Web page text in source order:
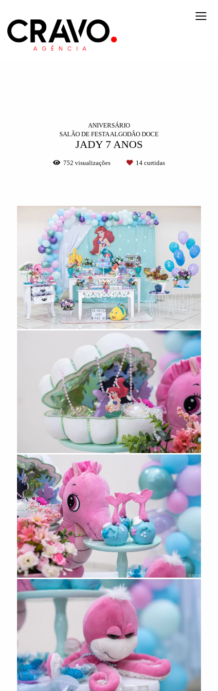
ANIVERSÁRIO
SALÃO DE FESTA ALGODÃO DOCE
JADY 7 ANOS
752 visualizações 14 curtidas